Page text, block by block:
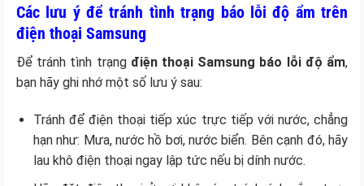
Các lưu ý để tránh tình trạng báo lỗi độ ẩm trên
điện thoại Samsung
Để tránh tình trạng điện thoại Samsung báo lỗi độ ẩm,
bạn hãy ghi nhớ một số lưu ý sau:
Tránh để điện thoại tiếp xúc trực tiếp với nước, chẳng
hạn như: Mưa, nước hồ bơi, nước biển. Bên cạnh đó, hãy
lau khô điện thoại ngay lập tức nếu bị dính nước.